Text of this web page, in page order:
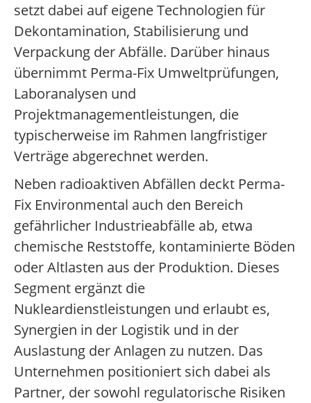
setzt dabei auf eigene Technologien für
Dekontamination, Stabilisierung und
Verpackung der Abfälle. Darüber hinaus
übernimmt Perma-Fix Umweltprüfungen,
Laboranalysen und
Projektmanagementleistungen, die
typischerweise im Rahmen langfristiger
Verträge abgerechnet werden.
Neben radioaktiven Abfällen deckt Perma-
Fix Environmental auch den Bereich
gefährlicher Industrieabfälle ab, etwa
chemische Reststoffe, kontaminierte Böden
oder Altlasten aus der Produktion. Dieses
Segment ergänzt die
Nukleardienstleistungen und erlaubt es,
Synergien in der Logistik und in der
Auslastung der Anlagen zu nutzen. Das
Unternehmen positioniert sich dabei als
Partner, der sowohl regulatorische Risiken